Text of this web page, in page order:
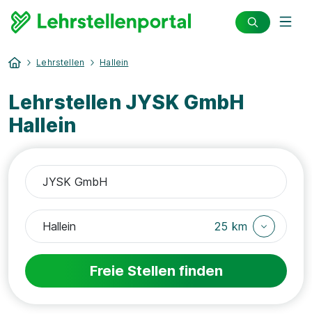
Lehrstellen Hallein
Lehrstellen JYSK GmbH
Hallein
25 km
Freie Stellen finden